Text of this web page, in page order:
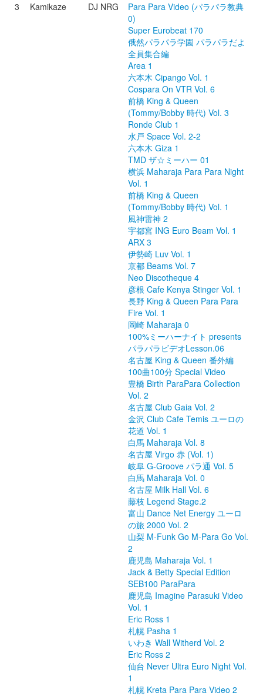
3
Kamikaze DJ NRG
Para Para Video (パラパラ教典
0)
Super Eurobeat 170
俄然パラパラ学園 パラパラだよ
全員集合編
Area 1
六本木 Cipango Vol. 1
Cospara On VTR Vol. 6
前橋 King & Queen
(Tommy/Bobby 時代) Vol. 3
Ronde Club 1
水戸 Space Vol. 2-2
六本木 Giza 1
TMD ザ☆ミーハー 01
横浜 Maharaja Para Para Night
Vol. 1
前橋 King & Queen
(Tommy/Bobby 時代) Vol. 1
風神雷神 2
宇都宮 ING Euro Beam Vol. 1
ARX 3
伊勢崎 Luv Vol. 1
京都 Beams Vol. 7
Neo Discotheque 4
彦根 Cafe Kenya Stinger Vol. 1
長野 King & Queen Para Para
Fire Vol. 1
岡崎 Maharaja 0
100%ミーハーナイト presents
パラパラビデオLesson.06
名古屋 King & Queen 番外編
100曲100分 Special Video
豊橋 Birth ParaPara Collection
Vol. 2
名古屋 Club Gaia Vol. 2
金沢 Club Cafe Temis ユーロの
花道 Vol. 1
白馬 Maharaja Vol. 8
名古屋 Virgo 赤 (Vol. 1)
岐阜 G-Groove パラ通 Vol. 5
白馬 Maharaja Vol. 0
名古屋 Milk Hall Vol. 6
藤枝 Legend Stage.2
富山 Dance Net Energy ユーロ
の旅 2000 Vol. 2
山梨 M-Funk Go M-Para Go Vol.
2
鹿児島 Maharaja Vol. 1
Jack & Betty Special Edition
SEB100 ParaPara
鹿児島 Imagine Parasuki Video
Vol. 1
Eric Ross 1
札幌 Pasha 1
いわき Wall Witherd Vol. 2
Eric Ross 2
仙台 Never Ultra Euro Night Vol.
1
札幌 Kreta Para Para Video 2